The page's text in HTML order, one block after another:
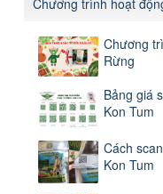
Chương
Rừng
Bảng giá
Kon Tum
Cách
Kon Tum